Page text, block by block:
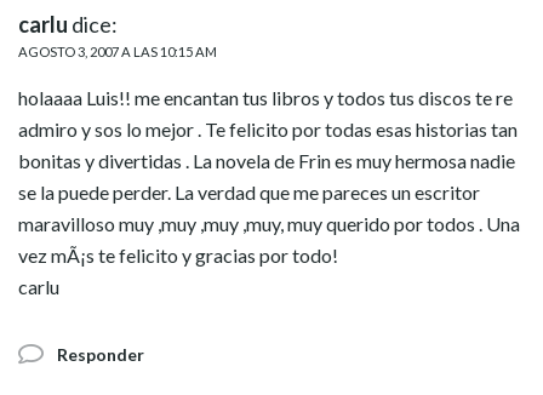
carlu dice:
AGOSTO 3, 2007 A LAS 10:15 AM
holaaaa Luis!! me encantan tus libros y todos tus discos te re
admiro y sos lo mejor . Te felicito por todas esas historias tan
bonitas y divertidas . La novela de Frin es muy hermosa nadie
se la puede perder. La verdad que me pareces un escritor
maravilloso muy ,muy ,muy ,muy, muy querido por todos . Una
vez mÃ¡s te felicito y gracias por todo!
carlu
Responder